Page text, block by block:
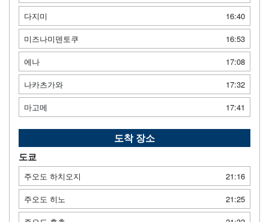
다지미
16:40
미즈나미덴토쿠
16:53
에나
17:08
나카츠가와
17:32
마고메
17:41
도착 장소
도쿄
주오도 하치오지
21:16
주오도 히노
21:25